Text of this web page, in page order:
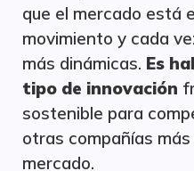
que el mercado está
movimiento y cada
más dinámicas. Es
tipo de innovación
sostenible para
otras compañías
mercado.